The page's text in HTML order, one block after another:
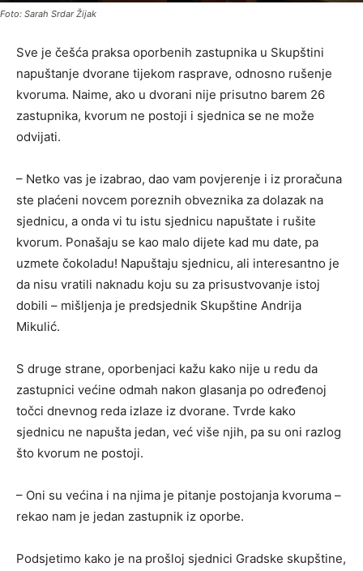
Foto: Sarah Srdar Žijak
Sve je češća praksa oporbenih zastupnika u Skupštini
napuštanje dvorane tijekom rasprave, odnosno rušenje
kvoruma. Naime, ako u dvorani nije prisutno barem 26
zastupnika, kvorum ne postoji i sjednica se ne može
odvijati.
– Netko vas je izabrao, dao vam povjerenje i iz proračuna
ste plaćeni novcem poreznih obveznika za dolazak na
sjednicu, a onda vi tu istu sjednicu napuštate i rušite
kvorum. Ponašaju se kao malo dijete kad mu date, pa
uzmete čokoladu! Napuštaju sjednicu, ali interesantno je
da nisu vratili naknadu koju su za prisustvovanje istoj
dobili – mišljenja je predsjednik Skupštine Andrija
Mikulić.
S druge strane, oporbenjaci kažu kako nije u redu da
zastupnici većine odmah nakon glasanja po određenoj
točci dnevnog reda izlaze iz dvorane. Tvrde kako
sjednicu ne napušta jedan, već više njih, pa su oni razlog
što kvorum ne postoji.
– Oni su većina i na njima je pitanje postojanja kvoruma –
rekao nam je jedan zastupnik iz oporbe.
Podsjetimo kako je na prošloj sjednici Gradske skupštine,